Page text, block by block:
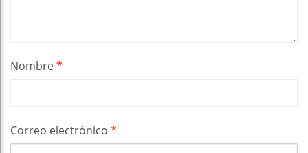
Nombre*
Correo electrónico *